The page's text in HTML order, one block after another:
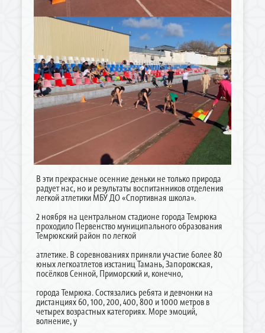
В эти прекрасные осенние деньки не только природа
радует нас, но и результаты воспитанников отделения
легкой атлетики МБУ ДО «Спортивная школа».
2 ноября на центральном стадионе города Темрюка
проходило Первенство муниципального образования
Темрюкский район по легкой
атлетике. В соревнованиях приняли участие более 80
юных легкоатлетов изстаниц Тамань, Запорожская,
посёлков Сенной, Приморский и, конечно,
города Темрюка. Состязались ребята и девчонки на
дистанциях 60, 100, 200, 400, 800 и 1000 метров в
четырех возрастных категориях. Море эмоций,
волнение, у